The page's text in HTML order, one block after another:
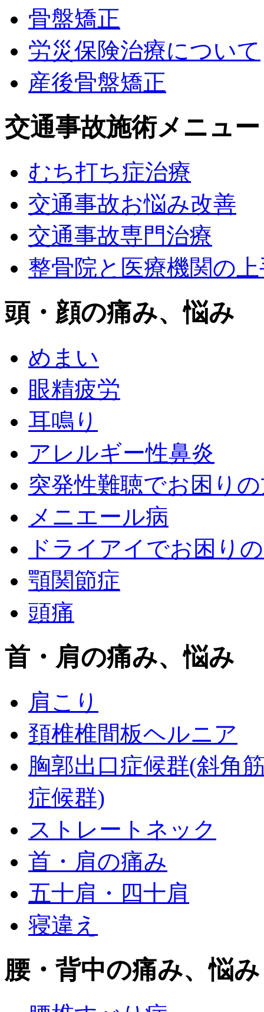
骨盤矯正
労災保険治療について
産後骨盤矯正
交通事故施術メニュー
むち打ち症治療
交通事故お悩み改善
交通事故専門治療
整骨院と医療機関の
頭・顔の痛み、悩み
めまい
眼精疲労
耳鳴り
アレルギー性鼻炎
突発性難聴でお困り
メニエール病
ドライアイでお困り
顎関節症
頭痛
首・肩の痛み、悩み
肩こり
頚椎椎間板ヘルニア
胸郭出口症候群(斜角
症候群)
ストレートネック
首・肩の痛み
五十肩・四十肩
寝違え
腰・背中の痛み、悩み